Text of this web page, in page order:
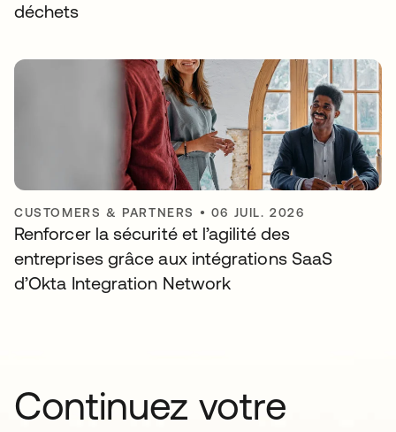
déchets
CUSTOMERS & PARTNERS • 06 JUIL. 2026
Renforcer la sécurité et l’agilité des
entreprises grâce aux intégrations SaaS
d’Okta Integration Network
Continuez votre